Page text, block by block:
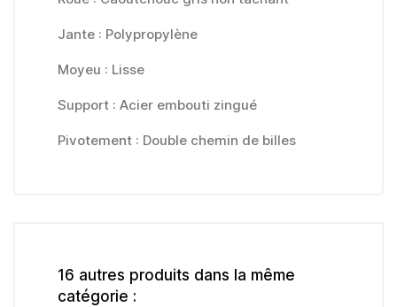
Jante : Polypropylène
Moyeu : Lisse
Support : Acier embouti zingué
Pivotement : Double chemin de billes
16 autres produits dans la même
catégorie :